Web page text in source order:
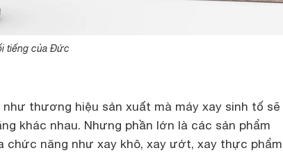
tiếng của Đức
thương hiệu sản xuất mà máy xay sinh tố sẽ
khác nhau. Nhưng phần lớn là các sản phẩm
chức năng như xay khô, xay ướt, xay thực phẩm